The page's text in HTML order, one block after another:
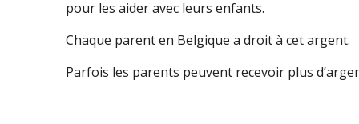
pour les aider avec leurs enfants.
Chaque parent en Belgique a droit à cet argent.
Parfois les parents peuvent recevoir plus